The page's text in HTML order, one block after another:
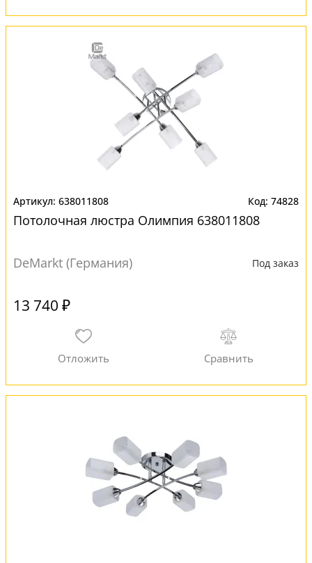
638011808 74828
Потолочная люстра Олимпия 638011808
DeMarkt (Германия) Под заказ
13 740 ₽